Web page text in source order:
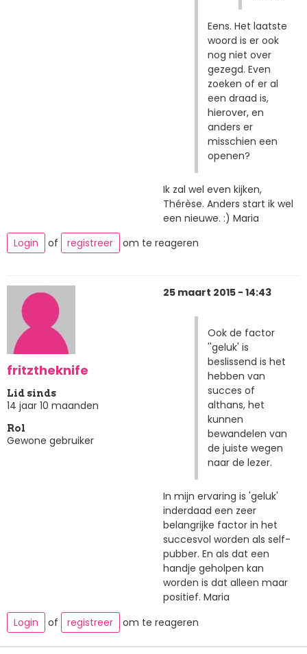
Eens. Het laatste
woord is er ook
nog niet over
gezegd. Even
zoeken of er al
een draad is,
hierover, en
anders er
misschien een
openen?
Ik zal wel even kijken,
Thérèse. Anders start ik wel
een nieuwe. :) Maria
Login
of registreer om te reageren
fritztheknife
Lid sinds
14 jaar 10 maanden
Rol
Gewone gebruiker
25 maart 2015 - 14:43
Ook de factor
''geluk' is
beslissend is het
hebben van
succes of
althans, het
kunnen
bewandelen van
de juiste wegen
naar de lezer.
In mijn ervaring is 'geluk'
inderdaad een zeer
belangrijke factor in het
succesvol worden als self-
pubber. En als dat een
handje geholpen kan
worden is dat alleen maar
positief. Maria
Login
of registreer om te reageren